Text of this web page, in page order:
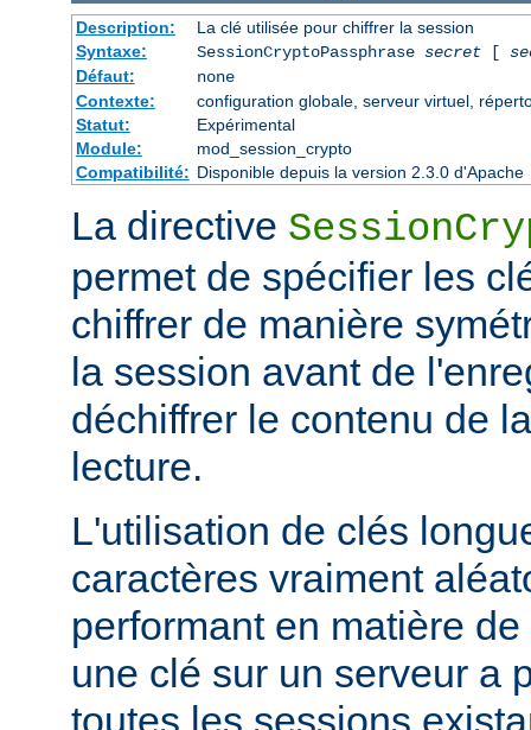
Description:
La clé utilisée pour chiffrer la session
Syntaxe:
SessionCryptoPassphrase secret[
Défaut:
none
Contexte:
configuration globale, serveur virtuel,
Statut:
Expérimental
Module:
mod_session_crypto
Compatibilité: Disponible depuis la version 2.3.0 d'Apache
La directive
permet de spécifier les
chiffrer de manière
la session avant de
déchiffrer le contenu de
lecture.
L'utilisation de clés
caractères vraiment
performant en matière
une clé sur un serveur a
toutes les sessions